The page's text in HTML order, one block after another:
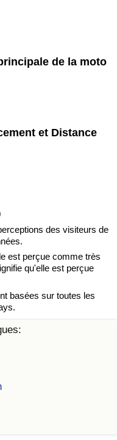
de la moto
et Distance
des visiteurs de
est perçue comme très
qu'elle est perçue
basées sur toutes les